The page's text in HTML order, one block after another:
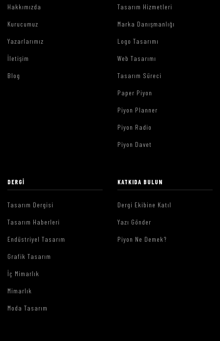
Hakkımızda
Kurucumuz
Yazarlarımız
İletişim
Blog
Tasarım Hizmetleri
Marka Danışmanlığı
Logo Tasarımı
Web Tasarımı
Tasarım Süreci
Paper Piyon
Piyon Planner
Piyon Radio
Piyon Davet
DERGI
Tasarım Dergisi
Tasarım Haberleri
Endüstriyel Tasarım
Grafik Tasarım
İç Mimarlık
Mimarlık
Moda Tasarım
KATKIDA BULUN
Dergi Ekibine Katıl
Yazı Gönder
Piyon Ne Demek?